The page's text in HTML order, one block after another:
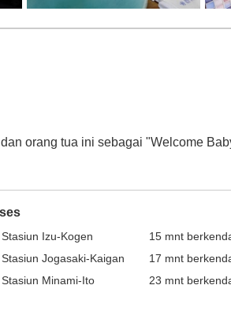
orang tua ini sebagai "Welcome
Stasiun Izu-Kogen 15mnt
Stasiun Jogasaki-Kaigan
17 mnt
Stasiun Minami-Ito
23 mnt